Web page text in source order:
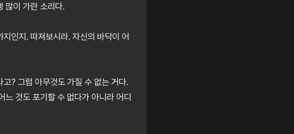
많이 가란 소리다.
인지. 따져보시라. 자신의 바닥이 어
? 그럼 아무것도 가질 수 없는 거다.
느 것도 포기할 수 없다가 아니라 어디